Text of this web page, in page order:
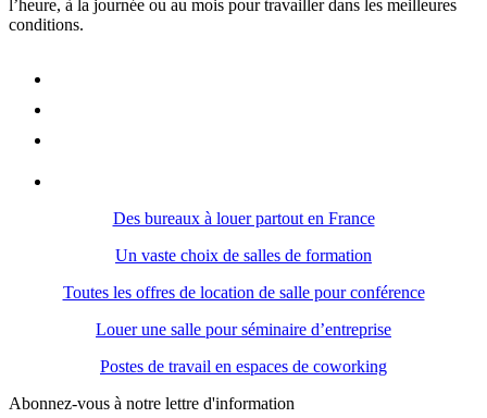
l’heure, à la journée ou au mois pour travailler dans les meilleures
conditions.
Des bureaux à louer partout en France
Un vaste choix de salles de formation
Toutes les offres de location de salle pour conférence
Louer une salle pour séminaire d’entreprise
Postes de travail en espaces de coworking
Abonnez-vous à notre lettre d'information